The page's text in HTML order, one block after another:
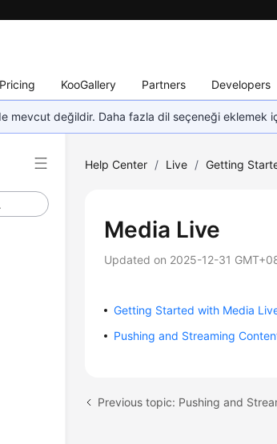
Pricing KooGallery Partners Developers
mevcut değildir. Daha fazla dil seçeneği eklemek
Help Center / Live / Getting
Media Live
Updated on 2025-12-31
Getting Started with Media
Pushing and Streaming